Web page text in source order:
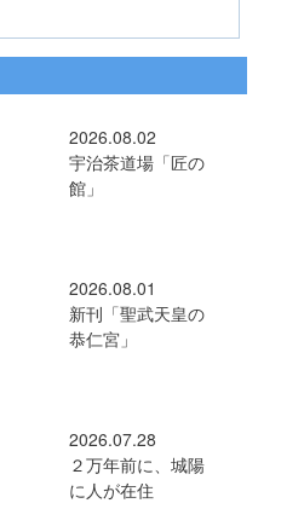
2026.08.02
宇治茶道場「匠の
館」
2026.08.01
新刊「聖武天皇の
恭仁宮」
2026.07.28
２万年前に、城陽
に人が在住